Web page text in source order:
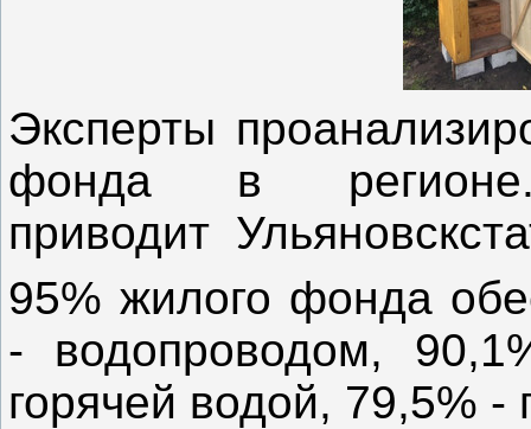
Эксперты
фонда в
приводит
95% жилого фонда
- водопроводом,
горячей водой, 79,5%